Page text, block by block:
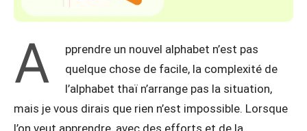
A
pprendre un nouvel alphabet n’est pas
quelque chose de facile, la complexité de
l’alphabet thaï n’arrange pas la situation,
mais je vous dirais que rien n’est impossible. Lorsque
l’on veut apprendre, avec des efforts et de la